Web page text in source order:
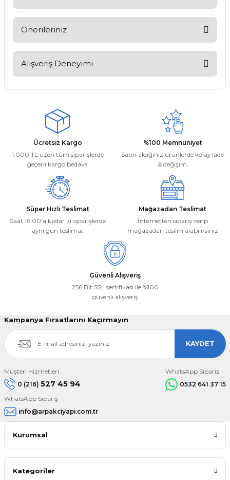
Önerileriniz
kullanarak tarafımıza iletebilirsiniz.
Görüş ve önerileriniz için teşekkür ederiz.
Ürün açıklamasında eksik bilgiler bulunuyor.
Ürün bilgilerinde hatalar bulunuyor.
Ürün fiyatı diğer sitelerden daha pahalı.
Bu ürüne benzer farklı alternatifler olmalı.
Alışveriş Deneyimi
verin, size ulaşamıyorum.
Mehmet Kayış | 17/02/2026
Deneyimini Paylaş
Ücretsiz Kargo
1.000 TL üzeri tüm siparişlerde
geçerli kargo bedava
%100 Memnuniyet
Satın aldığınız ürünlerde kolay iade
& değişim
Süper Hızlı Teslimat
Saat 16:00’a kadar ki siparişlerde
aynı gün teslimat
Mağazadan Teslimat
İnternetten sipariş verip
mağazadan teslim alabilirsiniz
Güvenli Alışveriş
256 Bit SSL sertifikası ile %100
güvenli alışveriş
Kampanya Fırsatlarını Kaçırmayın
KAYDET
Müşteri Hizmetleri
0 (216) 527 45 94
WhatsApp Sipariş
0532 641 37 15
WhatsApp Sipariş
info@arpakciyapi.com.tr
Kurumsal
Kategoriler